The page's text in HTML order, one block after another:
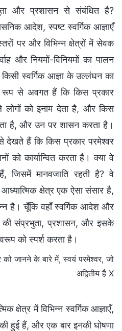
और प्रशासन से संबंधित है?
आदेश, स्पष्ट स्वर्गिक आज्ञाएँ
पर और विभिन्न क्षेत्रों में सेवक
और नियमों-विनियमों का पालन
स्वर्गिक आज्ञा के उल्लंघन का
रूप से अवगत हैं कि किस प्रकार
को इनाम देता है, और किस
है, और उन पर शासन करता है।
देखते हैं कि किस प्रकार परमेश्वर
को कार्यान्वित करता है। क्या वे
जिसमें मानवजाति रहती है? वे
क्षेत्र एक ऐसा संसार है,
है। चूँकि वहाँ स्वर्गिक आदेश और
की संप्रभुता, प्रशासन, और इसके
को स्पर्श करता है।
जानने के बारे में, स्वयं परमेश्वर, जो
अद्वितीय है X
क्षेत्र में विभिन्न स्वर्गिक आज्ञाएँ,
हुई हैं, और एक बार इनकी घोषणा